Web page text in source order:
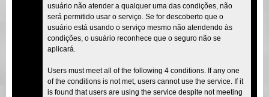
usuário não atender a qualquer uma das condições, não
será permitido usar o serviço. Se for descoberto que o
usuário está usando o serviço mesmo não atendendo às
condições, o usuário reconhece que o seguro não se
aplicará.
Users must meet all of the following 4 conditions. If any one
of the conditions is not met, users cannot use the service. If it
is found that users are using the service despite not meeting